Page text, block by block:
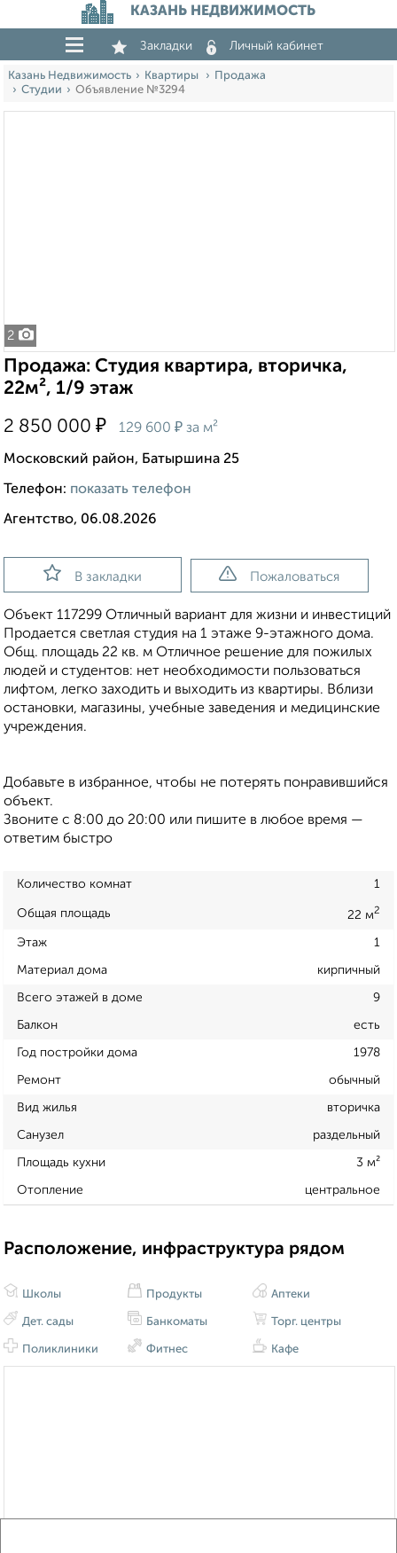
КАЗАНЬ НЕДВИЖИМОСТЬ
Закладки Личный кабинет
Казань Недвижимость Квартиры
Продажа
Студии
Объявление №3294
2
Продажа: Студия квартира, вторичка,
22м², 1/9 этаж
2 850 000 ₽ 129 600 ₽ за м²
Московский район, Батыршина 25
Телефон: показать телефон
Агентство, 06.08.2026
В закладки Пожаловаться
Объект 117299 Отличный вариант для жизни и инвестиций
Продается светлая студия на 1 этаже 9-этажного дома.
Общ. площадь 22 кв. м Отличное решение для пожилых
людей и студентов: нет необходимости пользоваться
лифтом, легко заходить и выходить из квартиры. Вблизи
остановки, магазины, учебные заведения и медицинские
учреждения.
Добавьте в избранное, чтобы не потерять понравившийся
объект.
Звоните с 8:00 до 20:00 или пишите в любое время —
ответим быстро
Количество комнат 1
Общая площадь 22 м2
Этаж 1
Материал дома кирпичный
Всего этажей в доме 9
Балкон есть
Год постройки дома 1978
Ремонт обычный
Вид жилья вторичка
Санузел раздельный
Площадь кухни 3 м²
Отопление центральное
Расположение, инфраструктура рядом
Школы
Дет. сады
Поликлиники
Продукты
Банкоматы
Фитнес
Аптеки
Торг. центры
Кафе